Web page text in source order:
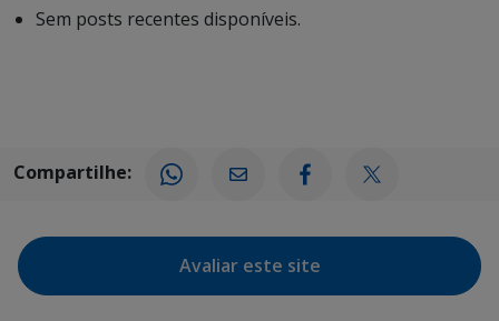
Sem posts recentes disponíveis.
Compartilhe:
Avaliar este site